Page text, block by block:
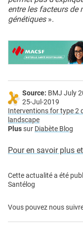
entre les facteurs de
génétiques».
Source: BMJ July
25-Jul-2019
Interventions for type 2
landscape
Plussur Diabète Blog
Pour en savoir plus
Cette actualité a été
Santélog
Vous pouvez nous